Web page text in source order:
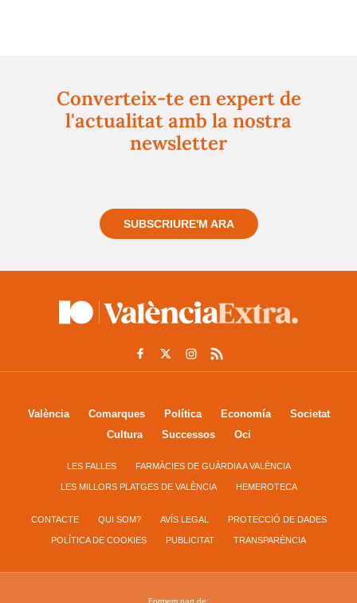
Converteix-te en expert de
l'actualitat amb la nostra
newsletter
SUBSCRIURE'M ARA
València Comarques Política Economía
Societat
Cultura
Successos Oci
LES FALLES FARMÀCIES DE GUÀRDIA A VALÈNCIA
LES MILLORS PLATGES DE VALÈNCIA HEMEROTECA
CONTACTE QUI SOM? AVÍS LEGAL PROTECCIÓ DE DADES
POLÍTICA DE COOKIES PUBLICITAT TRANSPARÈNCIA